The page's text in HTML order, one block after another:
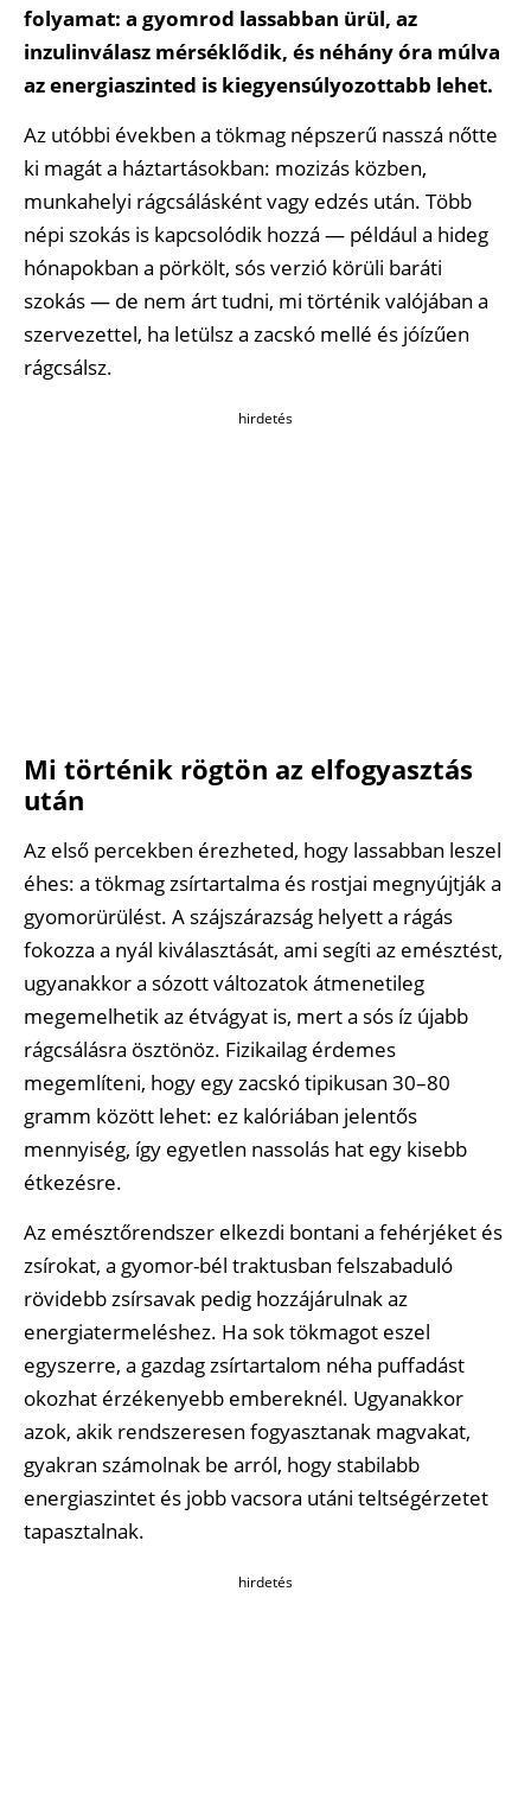
folyamat: a gyomrod lassabban ürül, az
inzulinválasz mérséklődik, és néhány óra múlva
az energiaszinted is kiegyensúlyozottabb lehet.
Az utóbbi években a tökmag népszerű nasszá nőtte
ki magát a háztartásokban: mozizás közben,
munkahelyi rágcsálásként vagy edzés után. Több
népi szokás is kapcsolódik hozzá — például a hideg
hónapokban a pörkölt, sós verzió körüli baráti
szokás — de nem árt tudni, mi történik valójában a
szervezettel, ha letülsz a zacskó mellé és jóízűen
rágcsálsz.
hirdetés
Mi történik rögtön az elfogyasztás
után
Az első percekben érezheted, hogy lassabban leszel
éhes: a tökmag zsírtartalma és rostjai megnyújtják a
gyomorürülést. A szájszárazság helyett a rágás
fokozza a nyál kiválasztását, ami segíti az emésztést,
ugyanakkor a sózott változatok átmenetileg
megemelhetik az étvágyat is, mert a sós íz újabb
rágcsálásra ösztönöz. Fizikailag érdemes
megemlíteni, hogy egy zacskó tipikusan 30–80
gramm között lehet: ez kalóriában jelentős
mennyiség, így egyetlen nassolás hat egy kisebb
étkezésre.
Az emésztőrendszer elkezdi bontani a fehérjéket és
zsírokat, a gyomor-bél traktusban felszabaduló
rövidebb zsírsavak pedig hozzájárulnak az
energiatermeléshez. Ha sok tökmagot eszel
egyszerre, a gazdag zsírtartalom néha puffadást
okozhat érzékenyebb embereknél. Ugyanakkor
azok, akik rendszeresen fogyasztanak magvakat,
gyakran számolnak be arról, hogy stabilabb
energiaszintet és jobb vacsora utáni teltségérzetet
tapasztalnak.
hirdetés